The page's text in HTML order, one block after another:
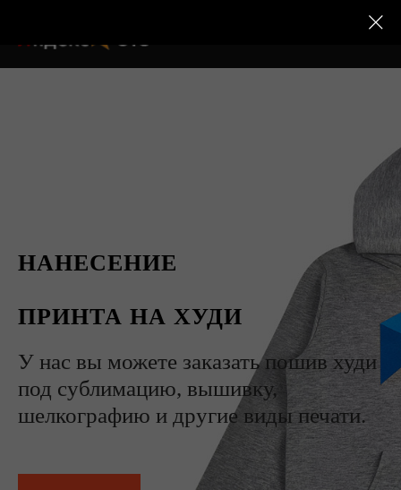
НАНЕСЕНИЕ
ПРИНТА НА ХУДИ
У нас вы можете заказать пошив худи
под сублимацию, вышивку,
шелкографию и другие виды печати.